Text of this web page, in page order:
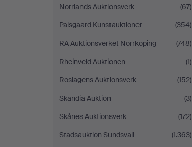
Norrlands Auktionsverk
(67)
Palsgaard Kunstauktioner
(354)
RA Auktionsverket Norrköping
(748)
Rheinveld Auktionen
(1)
Roslagens Auktionsverk
(152)
Skandia Auktion
(3)
Skånes Auktionsverk
(172)
Stadsauktion Sundsvall
(1.363)